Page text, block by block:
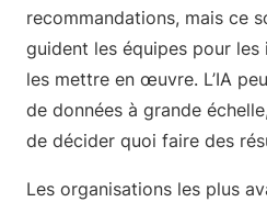
recommandations, mais ce
guident les équipes pour
les mettre en œuvre. L’IA
de données à grande
de décider quoi faire des
Les organisations les plus